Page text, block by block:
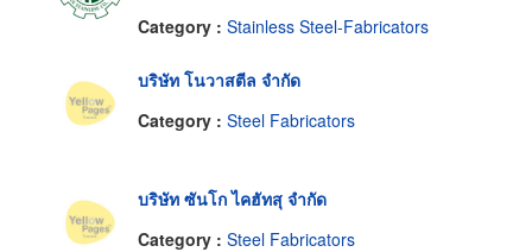
Category : Stainless Steel-Fabricators
บริษัท โนวาสตีล จำกัด
Category : Steel Fabricators
บริษัท ซันโก ไคฮัทสุ จำกัด
Category : Steel Fabricators